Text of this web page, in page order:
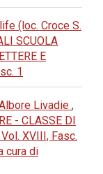
(loc. Croce S.
SCUOLA
E
1
Livadie ,
- CLASSE DI
XVIII, Fasc.
cura di